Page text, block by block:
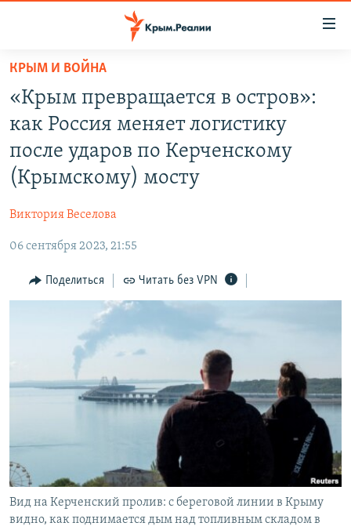
Вернуться
основному
содержанию
главной
Вернутся
СПЕЦПРОЕКТЫ
КАРТА ВОЕННЫХ ОБЪЕКТОВ КРЫМА
ИСТОРИЯ
ИНТЕРАКТИВ
ИНФОГРАФИКА
ТЕЛЕПРОЕКТ КРЫМ.РЕАЛИИ
СОВЕТЫ ПРАВОЗАЩИТНИКОВ
ПРОПАВШИЕ БЕЗ ВЕСТИ
ПОБЕДИТЕЛЕЙ НЕ СУДЯТ?
КРЫМ.НЕПОКОРЕННЫЙ
УКРАИНСКАЯ ПРОБЛЕМА КРЫМА
РАДІО СВОБОДА
КАК ОБОЙТИ БЛОКИРОВКУ
ПРИСОЕДИНЯЙТЕСЬ!
Все сайты RFE/RL
КРЫМ И ВОЙНА
«Крым превращается в остров»:
как Россия меняет логистику
после ударов по Керченскому
(Крымскому) мосту
Виктория Веселова
06 сентября 2023, 21:55
Поделиться Читать без VPN
Вид на Керченский пролив: с береговой линии в Крыму
видно, как поднимается дым над топливным складом в